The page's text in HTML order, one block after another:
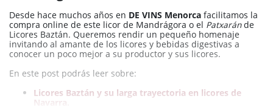
Desde hace muchos años en DE VINS Menorca facilitamos la
compra online de este licor de Mandrágora o el Patxaránde
Licores Baztán. Queremos rendir un pequeño homenaje
invitando al amante de los licores y bebidas digestivas a
conocer un poco mejor a su productor y sus licores.
En este post podrás leer sobre:
Licores Baztán y su larga trayectoria en licores de
Navarra.